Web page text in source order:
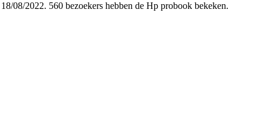
08/2022. 560 bezoekers hebben de Hp probook bekeken.